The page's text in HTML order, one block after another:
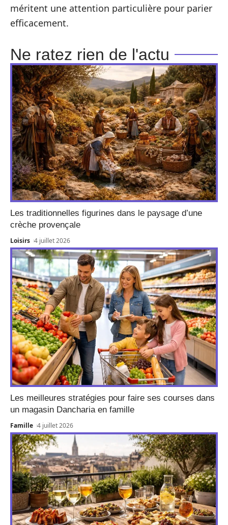
méritent une attention particulière pour parier
efficacement.
Ne ratez rien de l'actu
Les traditionnelles figurines dans le paysage d’une
crèche provençale
Loisirs 4 juillet 2026
Les meilleures stratégies pour faire ses courses dans
un magasin Dancharia en famille
Famille 4 juillet 2026